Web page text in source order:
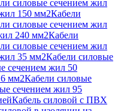
силовые сечением жил
150 мм2Кабели
силовые сечением жил
240 мм2Кабели
силовые сечением жил
35 мм2Кабели силовые
сечением жил 50
мм2Кабели силовые
сечением жил 95
Кабель силовой с ПВХ